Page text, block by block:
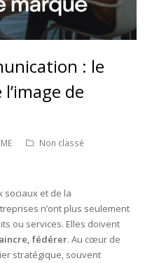
: le
de
Non classé
sociaux et de la
n’ont plus seulement
ou services. Elles doivent
fédérer. Au cœur de
stratégique, souvent